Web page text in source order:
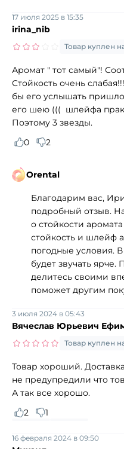
irina_nib
17 июля 2025 в 15:35
Товар куплен
Аромат " тот самый"!
Стойкость очень
бы его услышать
его шею ((( шлейфа
Поэтому 3 звезды.
0
2
Orental
Благодарим вас,
подробный отзыв.
о стойкости
стойкость и шлейф
погодные условия.
будет звучать ярче.
делитесь своими
поможет другим
Вячеслав Юрьевич
3 июля 2024 в 05:43
Товар куплен
Товар хороший.
не предупредили что
А так все хорошо.
2
1
16 февраля 2024 в 09:50